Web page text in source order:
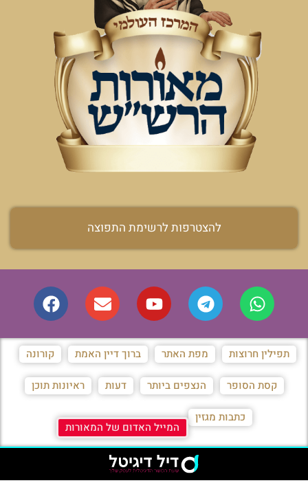
להצטרפות לרשימת התפוצה
תפילין חרוצות מפת האתר ברוך דיין האמת קורונה
קסת הסופר הנצפים ביותר דעות ראיונות תוכן
כתבות מגזין
המייל האדום של המאורות